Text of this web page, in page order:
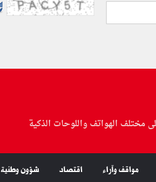
مختلف الهواتف واللوحات الذكية
مواقف وآراء اقتصاد شؤون وطنية